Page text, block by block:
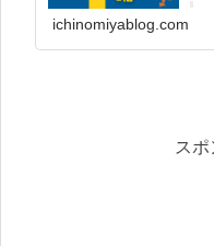
ichinomiyablog.com
スポ